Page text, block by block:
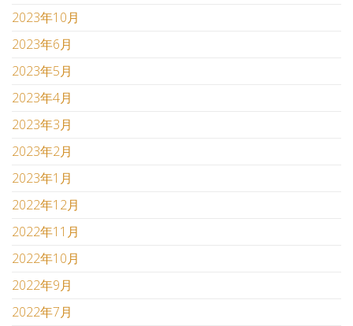
2023年10月
2023年6月
2023年5月
2023年4月
2023年3月
2023年2月
2023年1月
2022年12月
2022年11月
2022年10月
2022年9月
2022年7月